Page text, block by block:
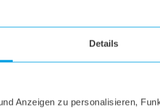
Details
Anzeigen zu personalisieren,